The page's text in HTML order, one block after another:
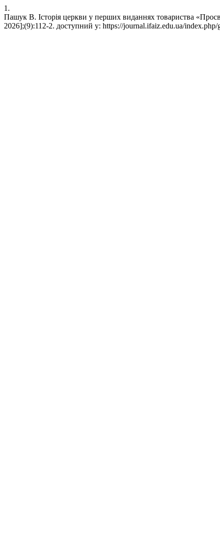
1.
Пашук В. Історія церкви у перших виданнях товариства
2026];(9):112-2. доступний у: https://journal.ifaiz.edu.ua/